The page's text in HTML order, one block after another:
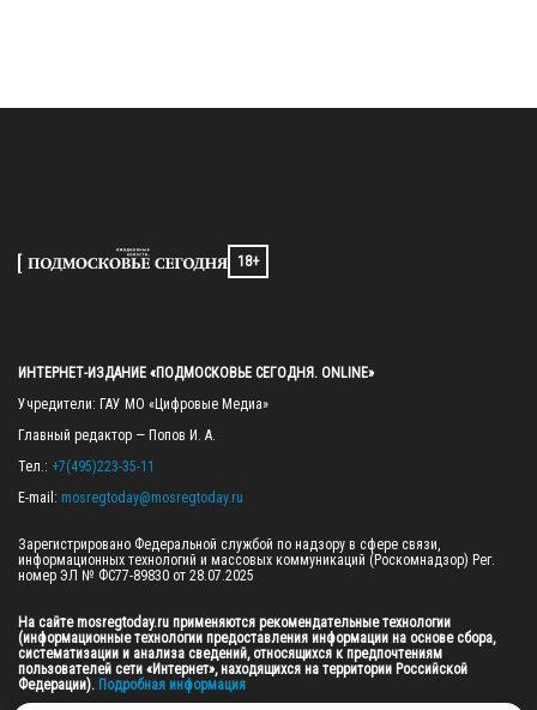
18+
ИНТЕРНЕТ-ИЗДАНИЕ «ПОДМОСКОВЬЕ СЕГОДНЯ. ONLINE»
Учредители: ГАУ МО «Цифровые Медиа»
Главный редактор — Попов И. А.
Тел.: +7(495)223-35-11
E-mail: mosregtoday@mosregtoday.ru
Зарегистрировано Федеральной службой по надзору в сфере связи,
информационных технологий и массовых коммуникаций (Роскомнадзор) Рег.
номер ЭЛ № ФС77-89830 от 28.07.2025
На сайте mosregtoday.ru применяются рекомендательные технологии
(информационные технологии предоставления информации на основе сбора,
систематизации и анализа сведений, относящихся к предпочтениям
пользователей сети «Интернет», находящихся на территории Российской
Федерации). Подробная информация